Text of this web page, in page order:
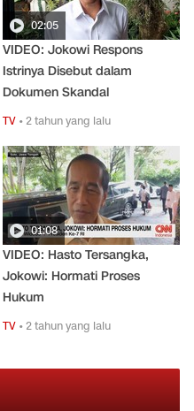
02:05
VIDEO: Jokowi Respons
Istrinya Disebut dalam
Dokumen Skandal
TV •2 tahun yang lalu
01:08
VIDEO: Hasto Tersangka,
Jokowi: Hormati Proses
Hukum
TV •2 tahun yang lalu